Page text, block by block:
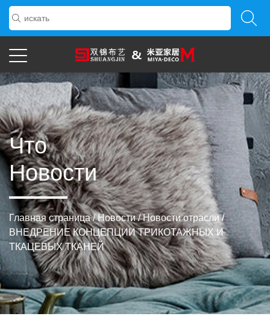
Что
Новости
Главная страница/Новости/Новости отрасли/
ВНЕДРЕНИЕ КОНЦЕПЦИИ ТРИКОТАЖНЫХ И
ТКАЦЕВЫХ ТКАНЕЙ